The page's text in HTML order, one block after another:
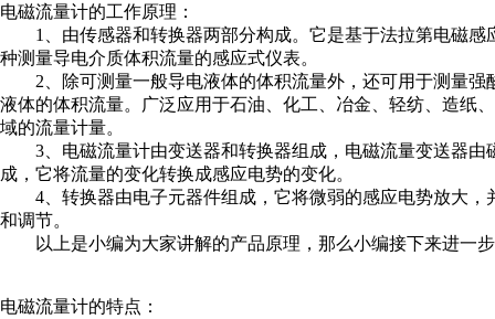
电磁流量计的工作原理：
1、由传感器和转换器两部分构成。它是基于法拉第电磁感
种测量导电介质体积流量的感应式仪表。
2、除可测量一般导电液体的体积流量外，还可用于测量强
液体的体积流量。广泛应用于石油、化工、冶金、轻纺、造纸
域的流量计量。
3、电磁流量计由变送器和转换器组成，电磁流量变送器由
成，它将流量的变化转换成感应电势的变化。
4、转换器由电子元器件组成，它将微弱的感应电势放大，
和调节。
以上是小编为大家讲解的产品原理，那么小编接下来进一
电磁流量计的特点：